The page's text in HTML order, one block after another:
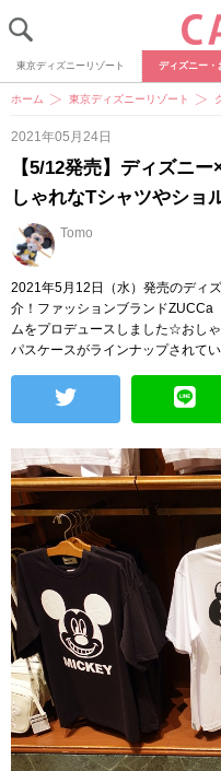
東京ディズニーリゾート ディズニー・
ホーム 東京ディズニーリゾート
2021年05月24日
【5/12発売】ディズニ
しゃれなTシャツやショ
Tomo
2021年5月12日（水）発売のディ
介！ファッションブランドZUCCa
ムをプロデュースしました☆おし
パスケースがラインナップされて